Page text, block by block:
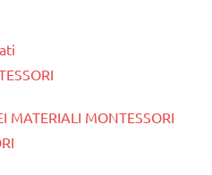
MATERIALI MONTESSORI